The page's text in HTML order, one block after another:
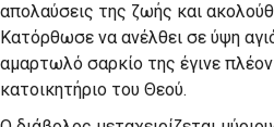
απολαύσεις της ζωής και
Κατόρθωσε να ανέλθει σε ύψη
αμαρτωλό σαρκίο της έγινε
κατοικητήριο του Θεού.